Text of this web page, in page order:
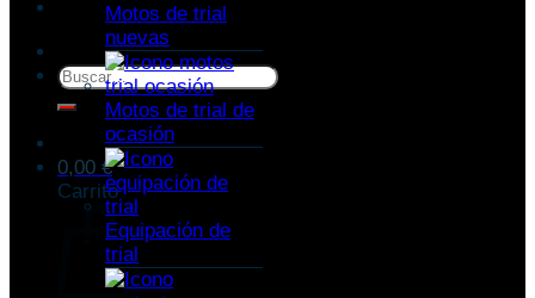
Buscar
por:
0,00 €
Carrito
Motos de trial
nuevas
Motos de trial de
ocasión
Equipación de
trial